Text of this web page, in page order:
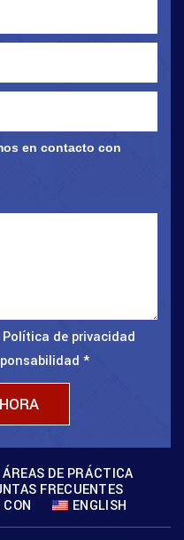
en contacto con
Política de privacidad
*
ÁREAS DE PRÁCTICA
FRECUENTES
ENGLISH